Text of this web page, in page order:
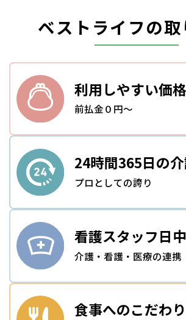
ベストライフの取
利用しやすい価格
前払金０円～
24時間365日の
プロとしての誇り
看護スタッフ日
介護・看護・医療の連携
食事へのこだわり